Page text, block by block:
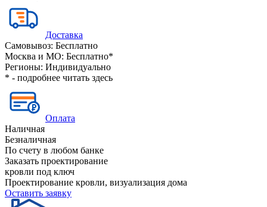
Доставка
Самовывоз: Бесплатно
Москва и МО: Бесплатно*
Регионы: Индивидуально
* - подробнее читать здесь
Оплата
Наличная
Безналичная
По счету в любом банке
Заказать проектирование
кровли под ключ
Проектирование кровли, визуализация дома
Оставить заявку